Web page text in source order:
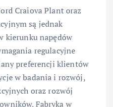
Craiova Plant oraz
są jednak
kierunku napędów
regulacyjne
preferencji klientów
w badania i rozwój,
oraz rozwój
Fabryka w